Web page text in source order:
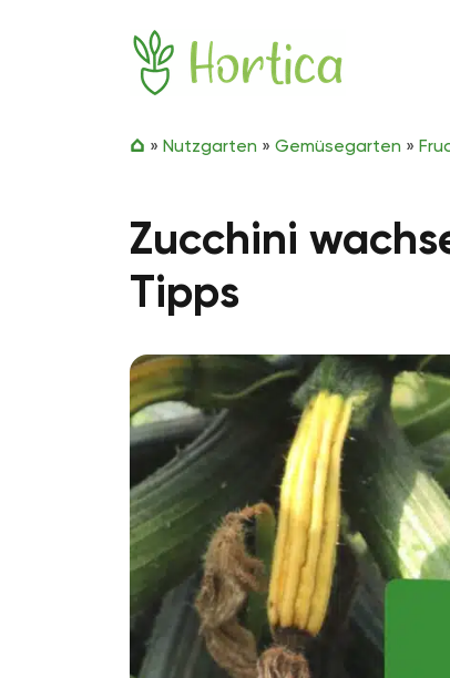
» Nutzgarten » Gemüsegarten »
Zucchini
Tipps